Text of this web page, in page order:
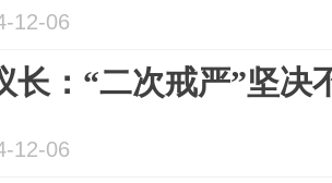
12-06
长：“二次戒严”坚决
12-06